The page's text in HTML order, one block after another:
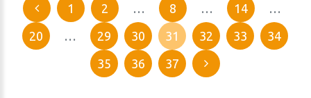
1 2 … 8 … 14
…
20
… 29 30 31 32 33
34
35
36 37